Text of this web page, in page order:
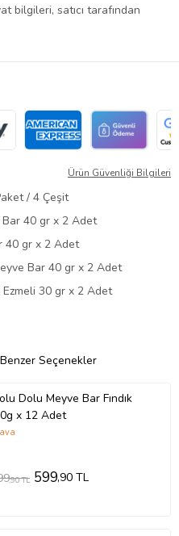
bilgileri, satıcı tarafından
Ürün Güvenliği Bilgileri
/ 4 Çeşit
Bar 40 gr x 2 Adet
40 gr x 2 Adet
Bar 40 gr x 2 Adet
Ezmeli 30 gr x 2 Adet
Seçenekler
Dolu Meyve Bar Fındık
x 12 Adet
,90 TL 599,90 TL